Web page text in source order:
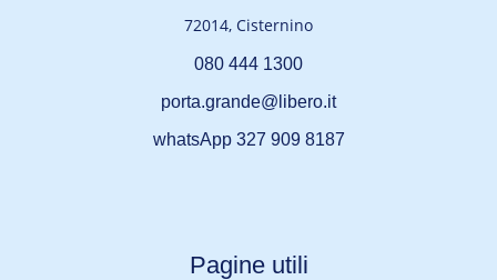
72014, Cisternino
080 444 1300
porta.grande@libero.it
whatsApp 327 909 8187
Pagine utili